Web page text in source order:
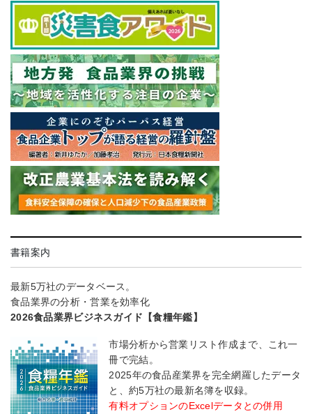
書籍案内
最新5万社のデータベース。
食品業界の分析・営業を効率化
2026食品業界ビジネスガイド【食糧年鑑】
市場分析から営業リスト作成まで、これ一
冊で完結。
2025年の食品産業界を完全網羅したデータ
と、約5万社の最新名簿を収録。
有料オプションのExcelデータとの併用